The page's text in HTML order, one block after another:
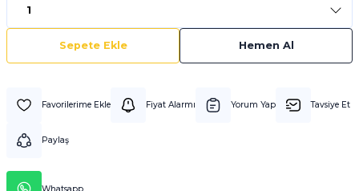
Sepete Ekle Hemen Al
Fiyat Alarmı Yorum Yap Tavsiye Et
Paylaş
Whatsapp